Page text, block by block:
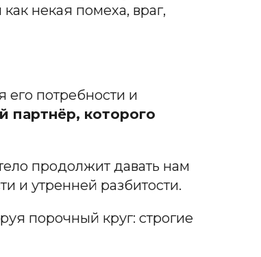
некая помеха, враг,
его потребности и
партнёр, которого
продолжит давать нам
и утренней разбитости.
порочный круг: строгие